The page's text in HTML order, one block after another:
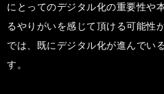
にとってのデジタル化の重要性や
るやりがいを感じて頂ける可能性
では、既にデジタル化が進んでい
す。